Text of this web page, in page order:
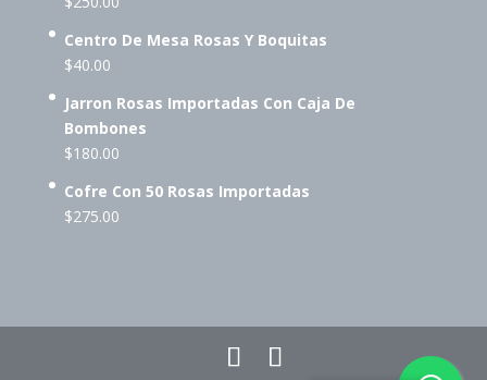
Centro De Mesa Rosas Y Boquitas
$40.00
Jarron Rosas Importadas Con Caja De
Bombones
$180.00
Cofre Con 50 Rosas Importadas
$275.00